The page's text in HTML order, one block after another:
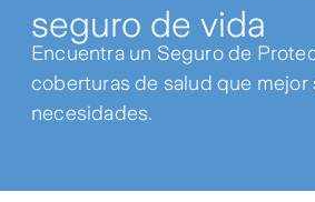
seguro de vida
Encuentra un Seguro de
coberturas de salud que mejor
necesidades.